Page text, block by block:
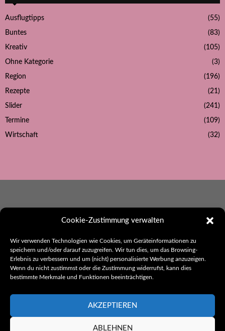
Cookie-Zustimmung verwalten
Wir verwenden Technologien wie Cookies, um Geräteinformationen zu
speichern und/oder darauf zuzugreifen. Wir tun dies, um das Browsing-
Erlebnis zu verbessern und um (nicht) personalisierte Werbung anzuzeigen.
Wenn du nicht zustimmst oder die Zustimmung widerrufst, kann dies
bestimmte Merkmale und Funktionen beeinträchtigen.
AKZEPTIEREN
ABLEHNEN
Ausflugtipps (55)
Buntes (83)
Kreativ (105)
Ohne Kategorie (3)
Region (196)
Rezepte (21)
Slider (241)
Termine (109)
Wirtschaft (32)
Ebbes aus Hohenlohe
Herausgeber:
thak. Werbung und Kommunikation
Rothenburger Str. 26
E-Mail:kontakt@ebbes-aus-hohenlohe.de